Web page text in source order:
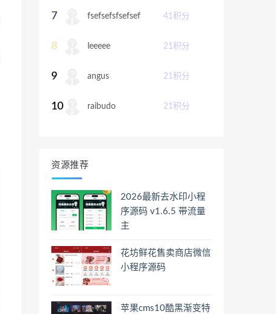
7 fsefsefsfsefsef 41积分
8 leeeee 21积分
9 angus 21积分
10 raibudo 21积分
资源推荐
2026最新去水印小程
序源码 v1.6.5 带流量
主
花坊鲜花售卖商店微信
小程序源码
苹果cms10酷黑渐变特